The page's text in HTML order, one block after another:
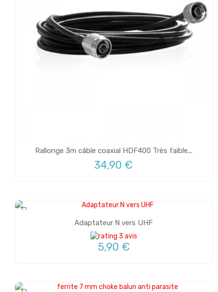
Rallonge 3m câble coaxial HDF400 Très faible...
34,90 €
Adaptateur N vers UHF
3 avis
5,90 €